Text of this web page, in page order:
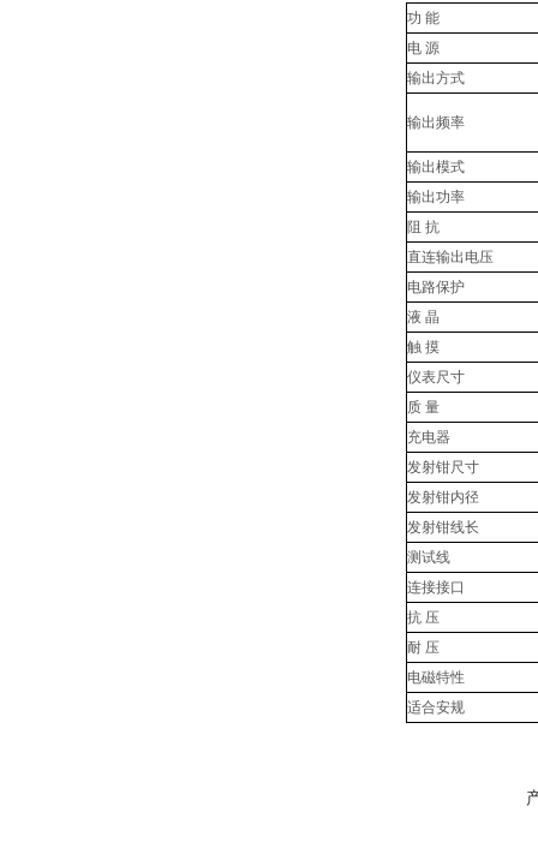
功 能
电 源
输出方式
输出频率
输出模式
输出功率
阻 抗
直连输出电压
电路保护
液 晶
触 摸
仪表尺寸
质 量
充电器
发射钳尺寸
发射钳内径
发射钳线长
测试线
连接接口
抗 压
耐 压
电磁特性
适合安规